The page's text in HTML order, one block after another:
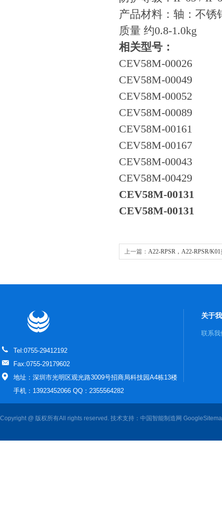
产品材料：轴：不锈
质量 约0.8-1.0kg
相关型号：
CEV58M-00026
CEV58M-00049
CEV58M-00052
CEV58M-00089
CEV58M-00161
CEV58M-00167
CEV58M-00043
CEV58M-00429
CEV58M-00131
CEV58M-00131
上一篇： A22-RPSR，A22-RPSR/
Tel:0755-29412192
Fax:0755-29179602
地址：深圳市光明区观光路3009号招商局科技园A4栋13楼
手机：13923452066 QQ：2355564282
关于
联系我
Copyright @ 版权所有All rights reserved. 技术支持： 中国智能制造网